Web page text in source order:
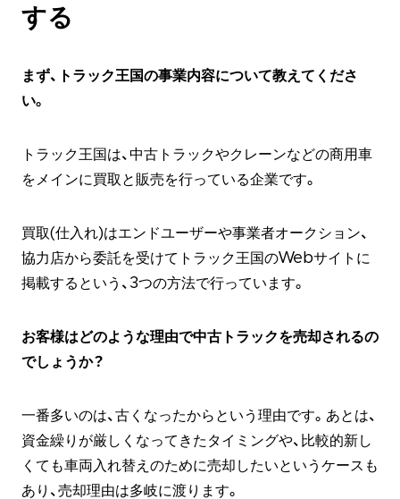
する
まず、トラック王国の事業内容について教えてくださ
い。
トラック王国は、中古トラックやクレーンなどの商用車
をメインに買取と販売を行っている企業です。
買取(仕入れ)はエンドユーザーや事業者オークション、
協力店から委託を受けてトラック王国のWebサイトに
掲載するという、3つの方法で行っています。
お客様はどのような理由で中古トラックを売却されるの
でしょうか？
一番多いのは、古くなったからという理由です。あとは、
資金繰りが厳しくなってきたタイミングや、比較的新し
くても車両入れ替えのために売却したいというケースも
あり、売却理由は多岐に渡ります。